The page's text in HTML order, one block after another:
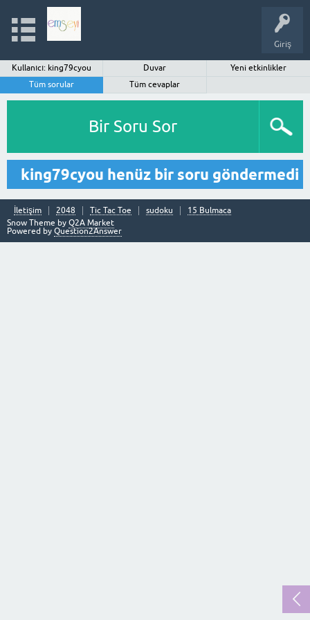
Giriş
Kullanıcı: king79cyou Duvar
Yeni etkinlikler
Tüm sorular
Tüm cevaplar
Bir Soru Sor
king79cyou henüz bir soru göndermedi
İletişim 2048 Tic Tac Toe sudoku
15 Bulmaca
Snow Theme by Q2A Market
Powered by Question2Answer